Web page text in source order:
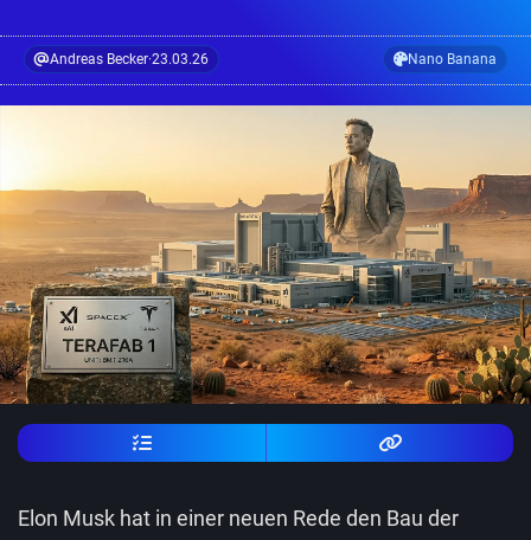
Andreas Becker·23.03.26 Nano Banana
Elon Musk hat in einer neuen Rede den Bau der